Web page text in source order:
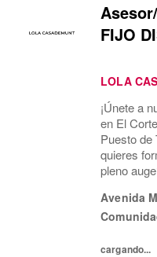
FIJO
LOLA
¡Únete a
en El
Puesto de
quieres
pleno
para
Avenida
cargando...